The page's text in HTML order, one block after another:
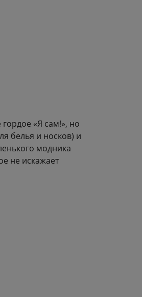
«Я сам!», но
белья и носков) и
модника
не искажает